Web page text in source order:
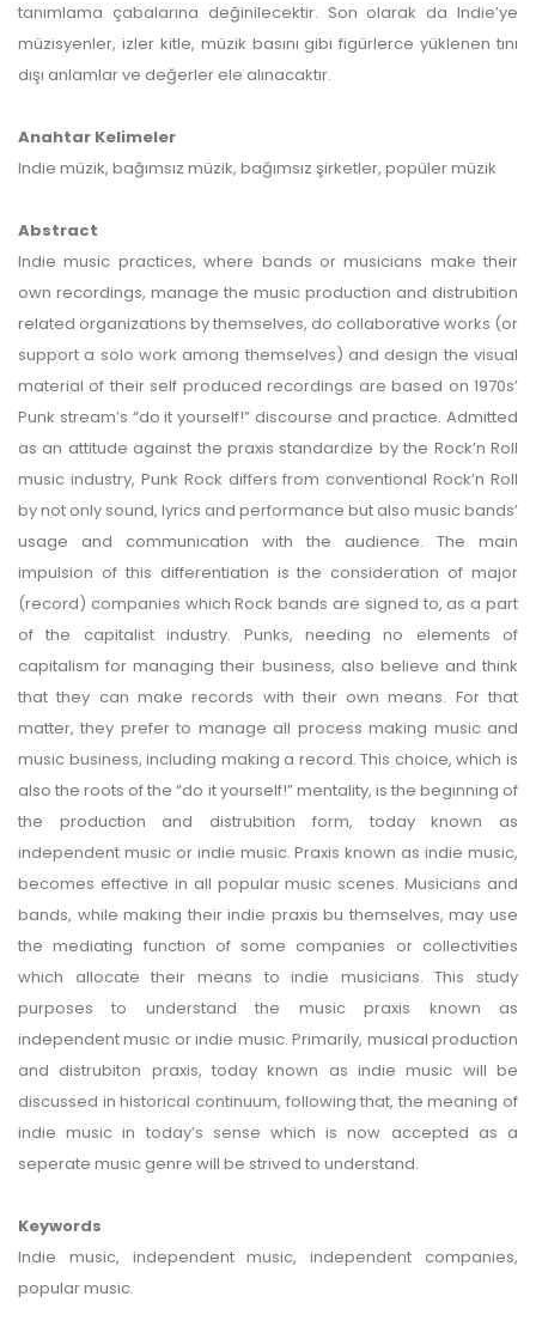
tanımlama çabalarına değinilecektir. Son olarak da Indie’ye
müzisyenler, izler kitle, müzik basını gibi figürlerce yüklenen tını
dışı anlamlar ve değerler ele alınacaktır.
Anahtar Kelimeler
Indie müzik, bağımsız müzik, bağımsız şirketler, popüler müzik
Abstract
Indie music practices, where bands or musicians make their
own recordings, manage the music production and distrubition
related organizations by themselves, do collaborative works (or
support a solo work among themselves) and design the visual
material of their self produced recordings are based on 1970s’
Punk stream’s “do it yourself!” discourse and practice. Admitted
as an attitude against the praxis standardize by the Rock’n Roll
music industry, Punk Rock differs from conventional Rock’n Roll
by not only sound, lyrics and performance but also music bands’
usage and communication with the audience. The main
impulsion of this differentiation is the consideration of major
(record) companies which Rock bands are signed to, as a part
of the capitalist industry. Punks, needing no elements of
capitalism for managing their business, also believe and think
that they can make records with their own means. For that
matter, they prefer to manage all process making music and
music business, including making a record. This choice, which is
also the roots of the “do it yourself!” mentality, is the beginning of
the production and distrubition form, today known as
independent music or indie music. Praxis known as indie music,
becomes effective in all popular music scenes. Musicians and
bands, while making their indie praxis bu themselves, may use
the mediating function of some companies or collectivities
which allocate their means to indie musicians. This study
purposes to understand the music praxis known as
independent music or indie music. Primarily, musical production
and distrubiton praxis, today known as indie music will be
discussed in historical continuum, following that, the meaning of
indie music in today’s sense which is now accepted as a
seperate music genre will be strived to understand.
Keywords
Indie music, independent music, independent companies,
popular music.